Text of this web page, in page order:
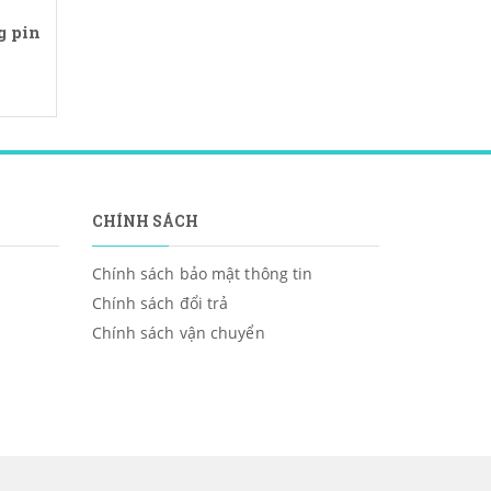
pin
CHÍNH SÁCH
Chính sách bảo mật thông tin
Chính sách đổi trả
Chính sách vận chuyển